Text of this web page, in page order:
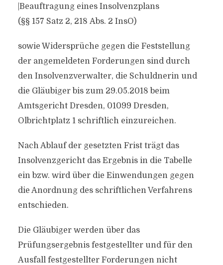
|Beauftragung eines Insolvenzplans
(§§ 157 Satz 2, 218 Abs. 2 InsO)
sowie Widersprüche gegen die Feststellung
der angemeldeten Forderungen sind durch
den Insolvenzverwalter, die Schuldnerin und
die Gläubiger bis zum 29.05.2018 beim
Amtsgericht Dresden, 01099 Dresden,
Olbrichtplatz 1 schriftlich einzureichen.
Nach Ablauf der gesetzten Frist trägt das
Insolvenzgericht das Ergebnis in die Tabelle
ein bzw. wird über die Einwendungen gegen
die Anordnung des schriftlichen Verfahrens
entschieden.
Die Gläubiger werden über das
Prüfungsergebnis festgestellter und für den
Ausfall festgestellter Forderungen nicht